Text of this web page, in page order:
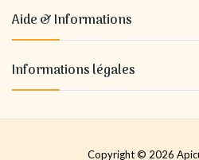
Aide & Informations
Informations légales
Copyright © 2026